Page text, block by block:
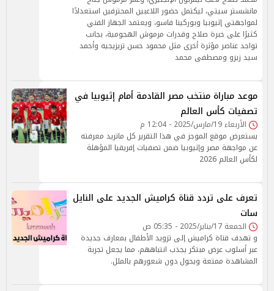
مانشستر سيتي، ليكتمل حضور اللاعبين المحترفين استعدادًا
لمواجهتي إثيوبيا وبوركينا فاسو، ويعتمد الجهاز الفني
كثيرًا على خبرة صلاح وقدرات مرموش الهجومية، بجانب
تواجد عناصر مؤثرة أخرى مثل محمود حسن تريزيجيه وأحمد
سيد زيزو ومصطفى محمد
موعد مباراة منتخب مصر القادمة أمام إثيوبيا في
تصفيات كأس العالم
الأربعاء 19/مارس/2025 - 12:04 م
يستعرض موقع الموجز في هذا التقرير كل ماتريد معرفته
عن مواجهة مصر وإثيوبيا ضمن تصفيات إفريقيا المؤهلة
لكأس العالم 2026
تعرف على تردد قناة كراميش الجديد على النايل
سات
الجمعة 17/يناير/2025 - 05:35 ص
و تهدف قناة كراميش إلى تزويد الأطفال بمعارف جديدة
عبر أسلوب عرض مبتكر يجذب انتباههم، مما يجعل تجربة
المشاهدة ممتعة ويحول دون شعورهم بالملل.